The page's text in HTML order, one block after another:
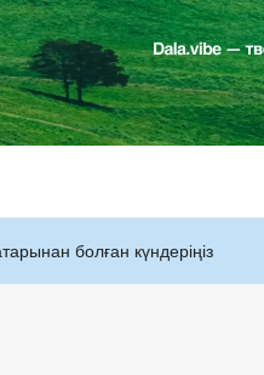
болған күндеріңіз